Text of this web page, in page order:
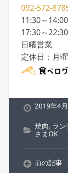
092-572-
11:30～14:00
17:30～22:30
日曜営業
定休日：月
2019年4
焼肉, ラン
さまOK
前の記事